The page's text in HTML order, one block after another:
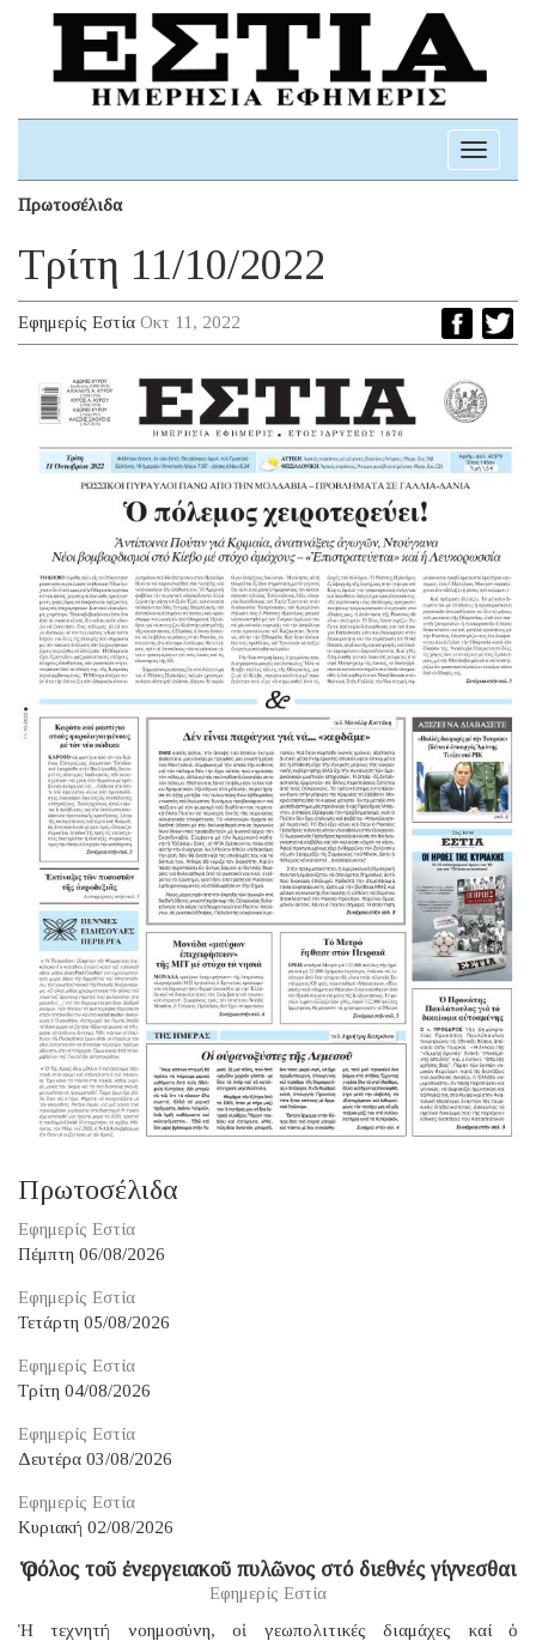
Toggle
Πρωτοσέλιδα
Τρίτη 11/10/2022
Εφημερίς Εστία Οκτ 11, 2022
Πρωτοσέλιδα
Εφημερίς Εστία
Πέμπτη 06/08/2026
Εφημερίς Εστία
Τετάρτη 05/08/2026
Εφημερίς Εστία
Τρίτη 04/08/2026
Εφημερίς Εστία
Δευτέρα 03/08/2026
Εφημερίς Εστία
Κυριακή 02/08/2026
Ὁ ρόλος τοῦ ἐνεργειακοῦ πυλῶνος στό διεθνές γίγνεσθαι
Εφημερίς Εστία
Ἡ τεχνητή νοημοσύνη, οἱ γεωπολιτικές διαμάχες καί ὁ